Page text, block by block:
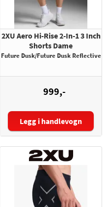
2XU Aero Hi-Rise 2-In-1 3 Inch
Shorts Dame
Future Dusk/Future Dusk Reflective
999,-
Størrelse:
Legg i handlevogn